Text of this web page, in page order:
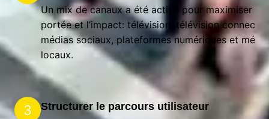
Un mix de canaux a été activé pour maximiser la
portée et l’impact: télévision, télévision
médias sociaux, plateformes numériques et
locaux.
3
Structurer le parcours utilisateur